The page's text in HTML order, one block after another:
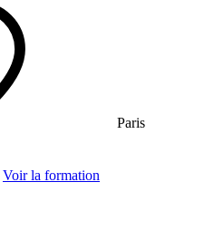
Paris
Voir la formation